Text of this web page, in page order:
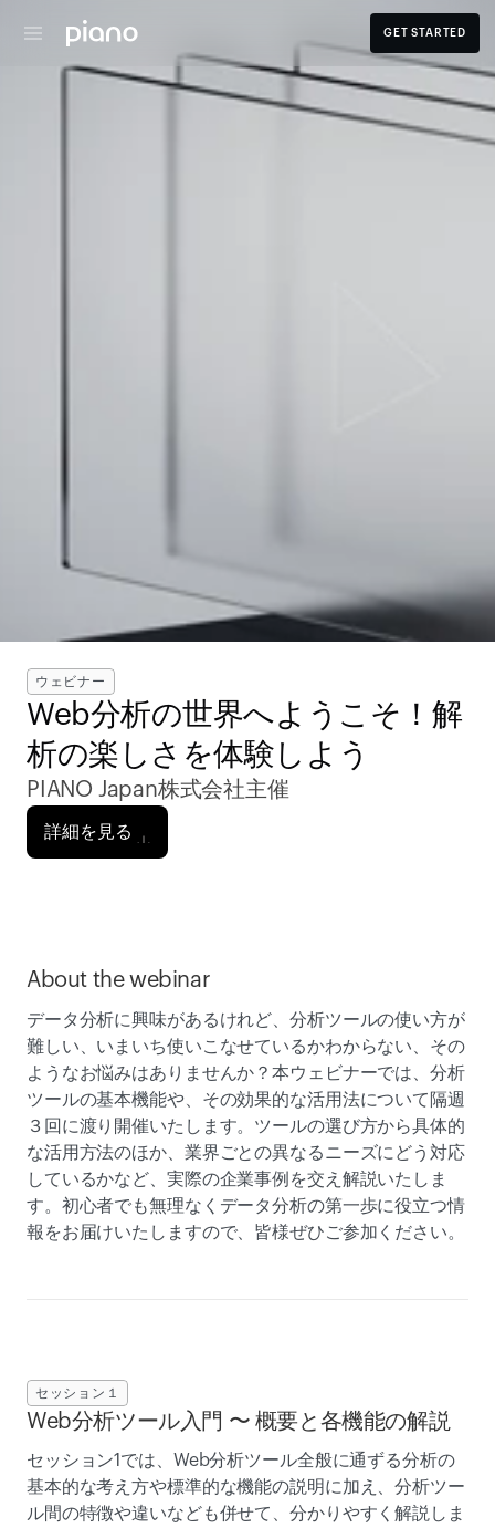
ウェビナー
Web分析の世界へようこそ！解
析の楽しさを体験しよう
PIANO Japan株式会社主催
詳細を見る
GET STARTED
About the webinar
データ分析に興味があるけれど、分析ツールの使い方が
難しい、いまいち使いこなせているかわからない、その
ようなお悩みはありませんか？本ウェビナーでは、分析
ツールの基本機能や、その効果的な活用法について隔週
３回に渡り開催いたします。ツールの選び方から具体的
な活用方法のほか、業界ごとの異なるニーズにどう対応
しているかなど、実際の企業事例を交え解説いたしま
す。初心者でも無理なくデータ分析の第一歩に役立つ情
報をお届けいたしますので、皆様ぜひご参加ください。
Web分析ツール入門 〜 概要と各機能の解説
セッション1では、Web分析ツール全般に通ずる分析の
基本的な考え方や標準的な機能の説明に加え、分析ツー
ル間の特徴や違いなども併せて、分かりやすく解説しま
セッション１